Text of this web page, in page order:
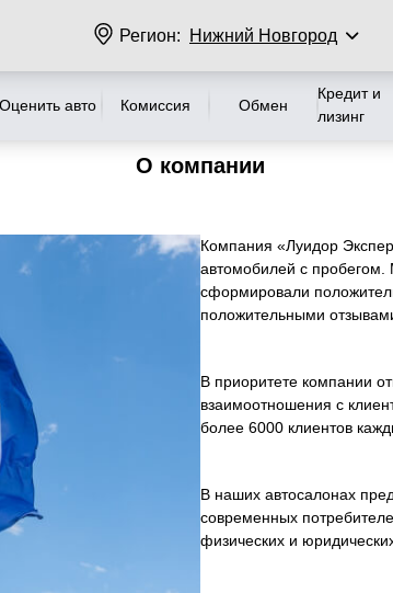
Регион: Нижний Новгород
Оценить авто Комиссия Обмен
Кредит и
лизинг
О компании
Компания «Луидор
автомобилей с пробегом.
сформировали
положительными
В приоритете компании
взаимоотношения с
более 6000 клиентов
В наших автосалонах
современных
физических и